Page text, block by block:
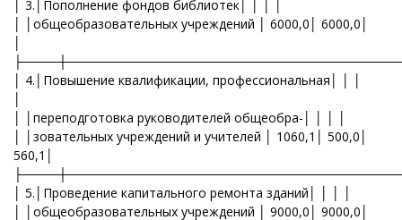
│ 3.│Пополнение фондов библиотек│ │ │ │
│ │общеобразовательных учреждений │ 6000,0│ 6000,0│
│ 4.│Повышение квалификации, профессиональная│ │ │
│ │переподготовка руководителей общеобра-│ │ │ │
│ │зовательных учреждений и учителей │ 1060,1│ 500,0│
560,1│
│ 5.│Проведение капитального ремонта зданий│ │ │ │
│ │общеобразовательных учреждений │ 9000,0│ 9000,0│